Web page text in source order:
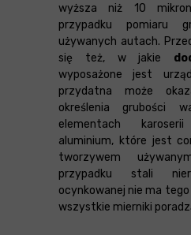
wyższa niż 10
przypadku pomiaru
używanych autach.
się też, w jakie
wyposażone jest
przydatna może
określenia grubości
elementach
aluminium, które jest
tworzywem
przypadku stali
ocynkowanej nie ma
wszystkie mierniki